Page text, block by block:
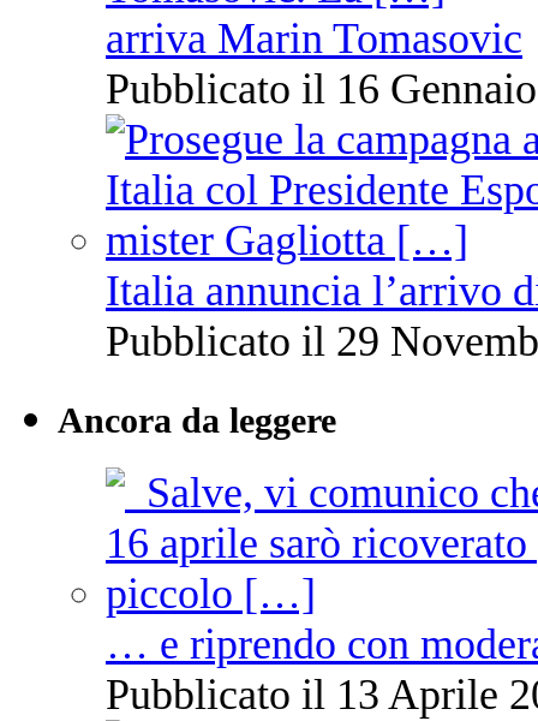
arriva Marin Tomasovic
Pubblicato il 16
Italia annuncia l’arrivo
Pubblicato il 29
Ancora da leggere
… e riprendo con
Pubblicato il 13 Aprile